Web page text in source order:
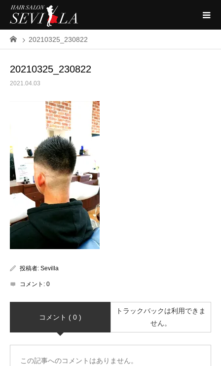
20210325_230822
20210325_230822
2021.04.03
投稿者: Sevilla
コメント: 0
コメント ( 0 )
トラックバックは利用できま
せん。
この記事へのコメントはありません。